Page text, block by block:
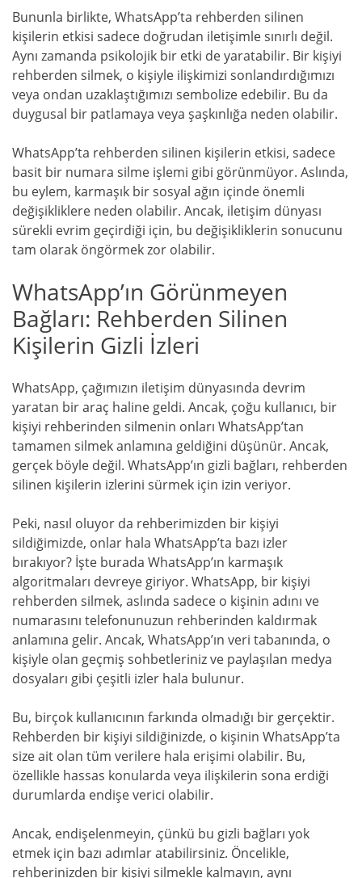
Bununla birlikte, WhatsApp’ta rehberden silinen
kişilerin etkisi sadece doğrudan iletişimle sınırlı değil.
Aynı zamanda psikolojik bir etki de yaratabilir. Bir kişiyi
rehberden silmek, o kişiyle ilişkimizi sonlandırdığımızı
veya ondan uzaklaştığımızı sembolize edebilir. Bu da
duygusal bir patlamaya veya şaşkınlığa neden olabilir.
WhatsApp’ta rehberden silinen kişilerin etkisi, sadece
basit bir numara silme işlemi gibi görünmüyor. Aslında,
bu eylem, karmaşık bir sosyal ağın içinde önemli
değişikliklere neden olabilir. Ancak, iletişim dünyası
sürekli evrim geçirdiği için, bu değişikliklerin sonucunu
tam olarak öngörmek zor olabilir.
WhatsApp’ın Görünmeyen
Bağları: Rehberden Silinen
Kişilerin Gizli İzleri
WhatsApp, çağımızın iletişim dünyasında devrim
yaratan bir araç haline geldi. Ancak, çoğu kullanıcı, bir
kişiyi rehberinden silmenin onları WhatsApp’tan
tamamen silmek anlamına geldiğini düşünür. Ancak,
gerçek böyle değil. WhatsApp’ın gizli bağları, rehberden
silinen kişilerin izlerini sürmek için izin veriyor.
Peki, nasıl oluyor da rehberimizden bir kişiyi
sildiğimizde, onlar hala WhatsApp’ta bazı izler
bırakıyor? İşte burada WhatsApp’ın karmaşık
algoritmaları devreye giriyor. WhatsApp, bir kişiyi
rehberden silmek, aslında sadece o kişinin adını ve
numarasını telefonunuzun rehberinden kaldırmak
anlamına gelir. Ancak, WhatsApp’ın veri tabanında, o
kişiyle olan geçmiş sohbetleriniz ve paylaşılan medya
dosyaları gibi çeşitli izler hala bulunur.
Bu, birçok kullanıcının farkında olmadığı bir gerçektir.
Rehberden bir kişiyi sildiğinizde, o kişinin WhatsApp’ta
size ait olan tüm verilere hala erişimi olabilir. Bu,
özellikle hassas konularda veya ilişkilerin sona erdiği
durumlarda endişe verici olabilir.
Ancak, endişelenmeyin, çünkü bu gizli bağları yok
etmek için bazı adımlar atabilirsiniz. Öncelikle,
rehberinizden bir kişiyi silmekle kalmayın, aynı